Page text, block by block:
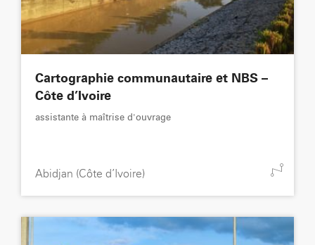
Cartographie communautaire et NBS –
Côte d’Ivoire
assistante à maîtrise d'ouvrage
Abidjan (Côte d’Ivoire)